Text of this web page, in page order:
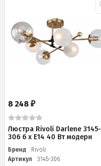
8 248 ₽
Люстра Rivoli Darlene 3145-
306 6 х Е14 40 Вт модерн
Бренд
Rivoli
Артикул
3145-306